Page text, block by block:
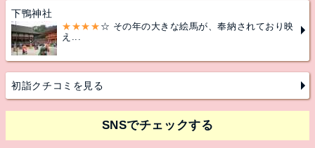
下鴨神社
★★★★ ☆ その年の大きな絵馬が、奉納されており映
え...
初詣クチコミを見る
SNSでチェックする